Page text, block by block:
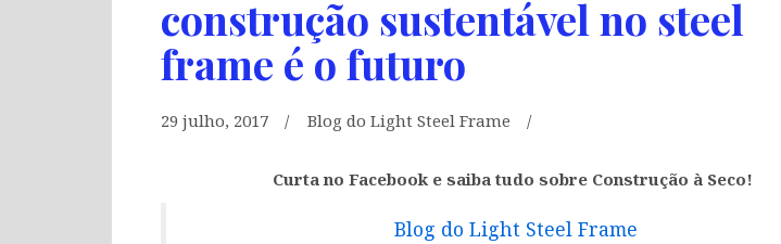
construção sustentável no steel
frame é o futuro
29 julho, 2017 Blog do Light Steel Frame
Curta no Facebook e saiba tudo sobre Construção à Seco!
Blog do Light Steel Frame